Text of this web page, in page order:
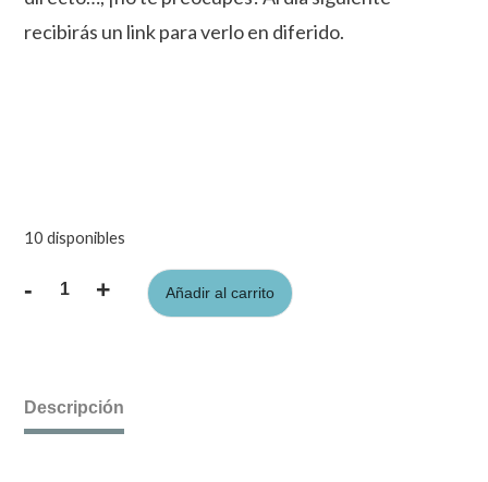
recibirás un link para verlo en diferido.
10 disponibles
-Taller
y
de
+ Añadir al carrito
Descripción